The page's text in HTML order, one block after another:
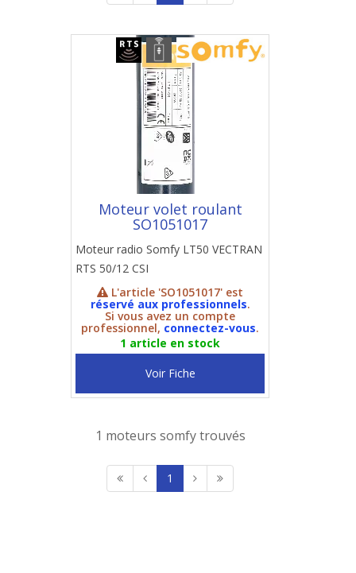
Moteur volet roulant
SO1051017
Moteur radio Somfy LT50 VECTRAN
RTS 50/12 CSI
L'article 'SO1051017' est
réservé aux professionnels.
Si vous avez un compte
professionnel, connectez-vous.
1 article en stock
Voir Fiche
1 moteurs somfy trouvés
1